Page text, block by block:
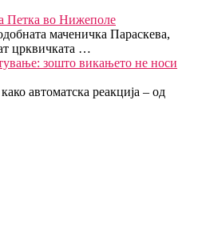
Петка во Нижеполе
маченичка Параскева,
црквичката …
зошто викањето не носи
автоматска реакција – од